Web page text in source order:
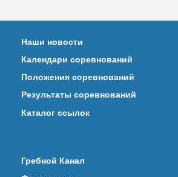
Наши новости
Календари соревнований
Положения соревнований
Результаты соревнований
Каталог ссылок
Гребной Канал